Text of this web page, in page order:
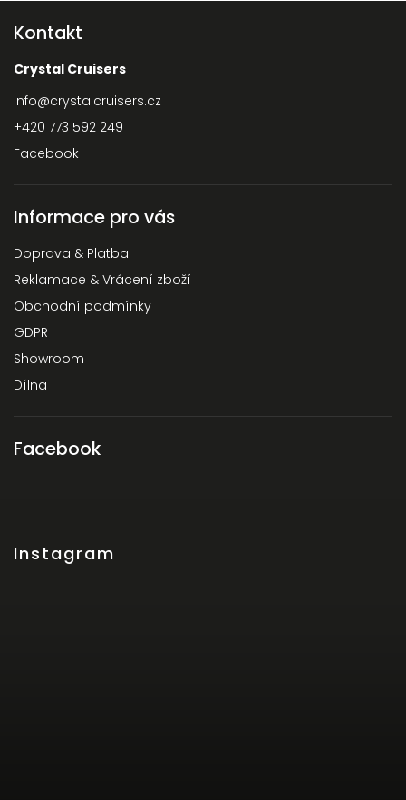
Kontakt
Crystal Cruisers
info@crystalcruisers.cz
+420 773 592 249
Facebook
Informace pro vás
Doprava & Platba
Reklamace & Vrácení zboží
Obchodní podmínky
GDPR
Showroom
Dílna
Facebook
Instagram